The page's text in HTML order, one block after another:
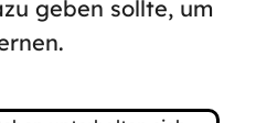
geben sollte, um